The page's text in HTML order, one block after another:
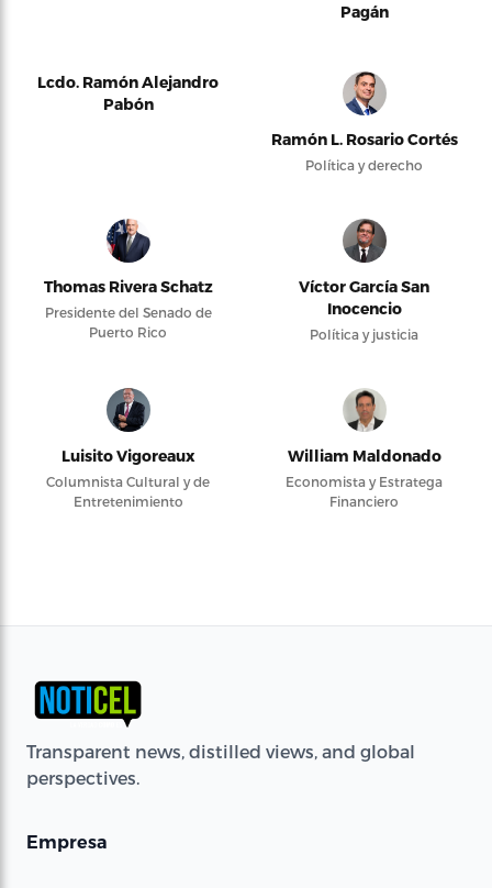
Pagán
Lcdo. Ramón Alejandro
Pabón
Ramón L. Rosario Cortés
Política y derecho
Thomas Rivera Schatz
Presidente del Senado de
Puerto Rico
Víctor García San
Inocencio
Política y justicia
Luisito Vigoreaux
Columnista Cultural y de
Entretenimiento
William Maldonado
Economista y Estratega
Financiero
Transparent news, distilled views, and global
perspectives.
Empresa